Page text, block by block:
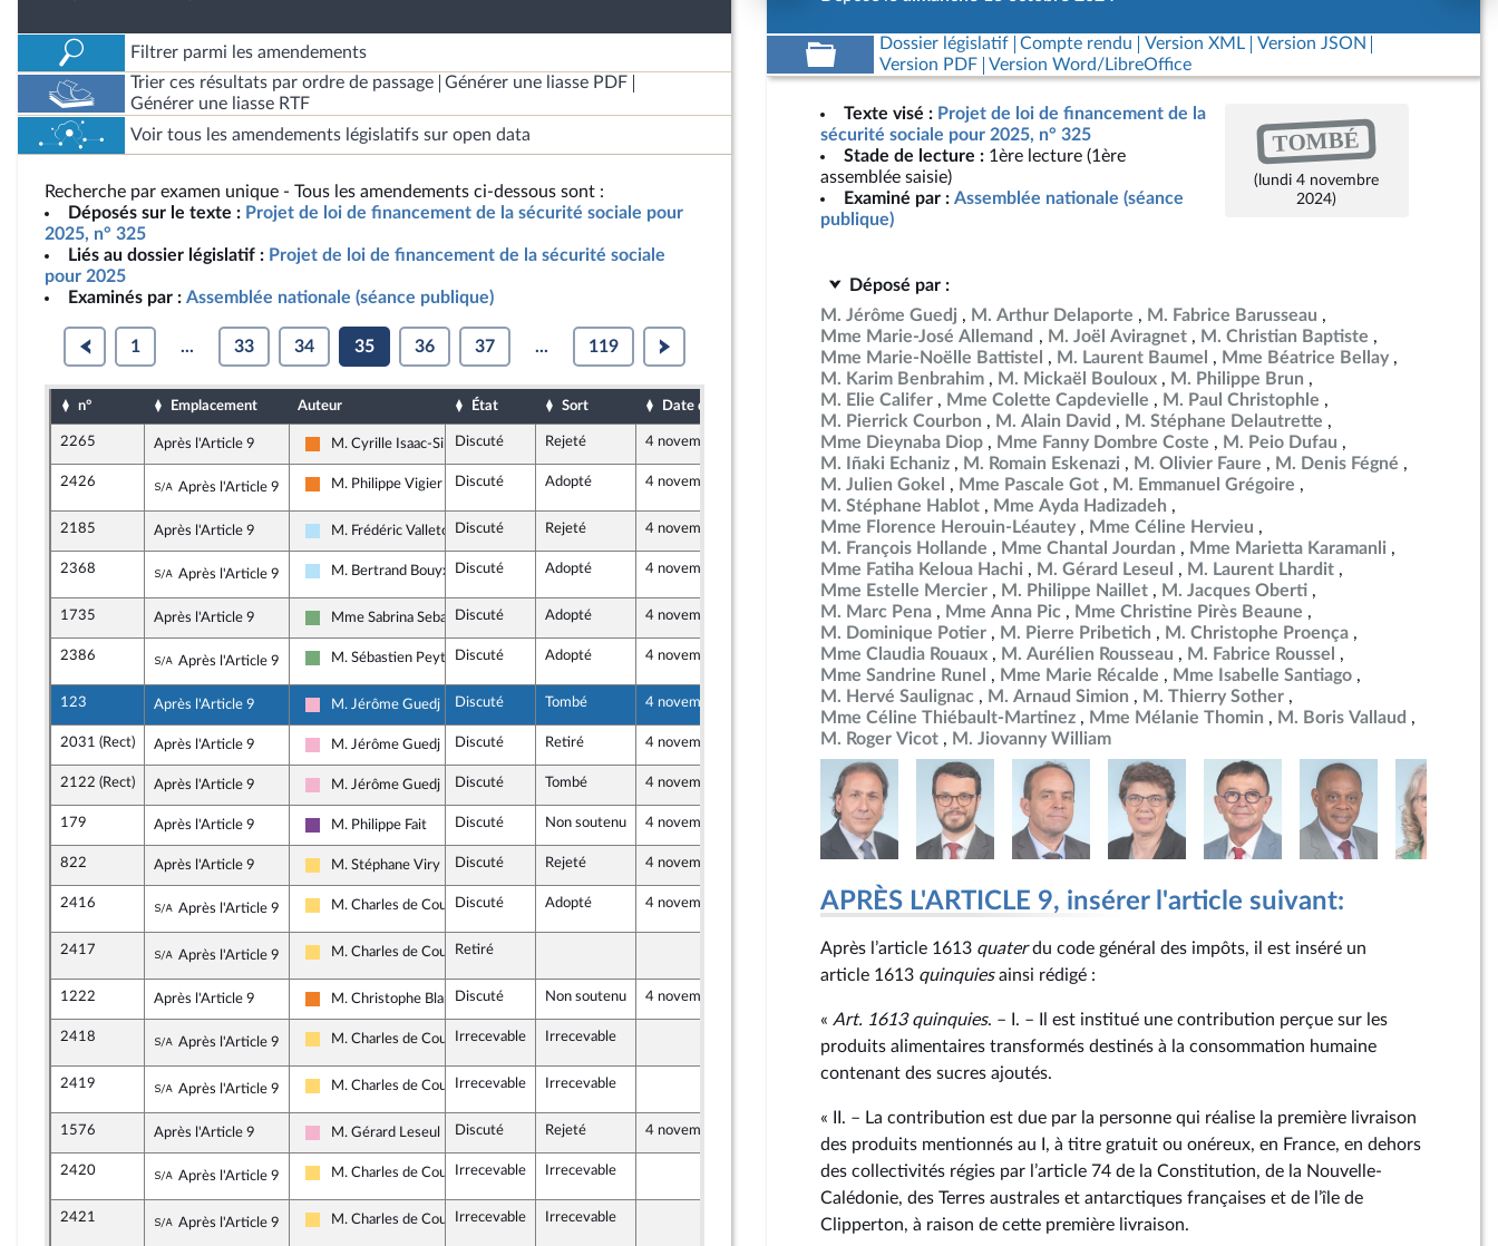
Filtrer parmi les amendements
Trier ces résultats par ordre de passage
Générer une liasse PDF
Générer une liasse RTF
Voir tous les amendements législatifs sur open data
Recherche par examen unique - Tous les amendements ci-dessous sont :
Déposés sur le texte : Projet de loi de financement de la sécurité sociale pour
2025, n° 325
Liés au dossier législatif : Projet de loi de financement de la sécurité sociale
pour 2025
Examinés par : Assemblée nationale (séance publique)
1 ... 33 34 35 36 37 ... 119
n° Emplacement Auteur État Sort Date d'examen Date de dépôt
2265 Après l'Article 9
Les Démocrates
M. Cyrille Isaac-SibilleDiscuté Rejeté 4 novembre 2024 25 octobre 2024
2426 Sous-amendement de l'amendement n°2265
Après l'Article 9 Les Démocrates
M. Philippe Vigier Discuté Adopté 4 novembre 2024 4 novembre 2024
2185 Après l'Article 9
Horizons & Indépendants
M. Frédéric ValletouxDiscuté Rejeté 4 novembre 2024 25 octobre 2024
2368 Sous-amendement de l'amendement n°2185
Après l'Article 9 Horizons & Indépendants
M. Bertrand Bouyx Discuté Adopté 4 novembre 2024 29 octobre 2024
1735 Après l'Article 9
Écologiste et Social
Mme Sabrina SebaihiDiscuté Adopté 4 novembre 2024 25 octobre 2024
2386 Sous-amendement de l'amendement n°1735
Après l'Article 9 Écologiste et Social
M. Sébastien PeytavieDiscuté Adopté 4 novembre 2024 30 octobre 2024
123 Après l'Article 9
Socialistes et apparentés
M. Jérôme Guedj Discuté Tombé 4 novembre 2024 13 octobre 2024
2031 (Rect) Après l'Article 9
Socialistes et apparentés
M. Jérôme Guedj Discuté Retiré 4 novembre 2024 25 octobre 2024
2122 (Rect) Après l'Article 9
Socialistes et apparentés
M. Jérôme Guedj Discuté Tombé 4 novembre 2024 25 octobre 2024
179 Après l'Article 9
Ensemble pour la République
M. Philippe Fait Discuté Non soutenu 4 novembre 2024 15 octobre 2024
822 Après l'Article 9
Libertés, Indépendants, Outre-mer et Territoires
M. Stéphane Viry Discuté Rejeté 4 novembre 2024 24 octobre 2024
2416 Sous-amendement de l'amendement n°822
Après l'Article 9 Libertés, Indépendants, Outre-mer et Territoires
M. Charles de CoursonDiscuté Adopté 4 novembre 2024 3 novembre 2024
2417 Sous-amendement de l'amendement n°822
Après l'Article 9 Libertés, Indépendants, Outre-mer et Territoires
M. Charles de CoursonRetiré 3 novembre 2024
1222 Après l'Article 9
Les Démocrates
M. Christophe BlanchetDiscuté Non soutenu 4 novembre 2024
2418 Sous-amendement de l'amendement n°1222
Après l'Article 9 Libertés, Indépendants, Outre-mer et Territoires
M. Charles de CoursonIrrecevable Irrecevable 3 novembre 2024
2419 Sous-amendement de l'amendement n°1222
Après l'Article 9 Libertés, Indépendants, Outre-mer et Territoires
M. Charles de CoursonIrrecevable Irrecevable 3 novembre 2024
1576 Après l'Article 9
Socialistes et apparentés
M. Gérard Leseul Discuté Rejeté 4 novembre 2024
2420 Sous-amendement de l'amendement n°1576
Après l'Article 9 Libertés, Indépendants, Outre-mer et Territoires
M. Charles de CoursonIrrecevable Irrecevable 3 novembre 2024
2421 Sous-amendement de l'amendement n°1576
Après l'Article 9 Libertés, Indépendants, Outre-mer et Territoires
M. Charles de CoursonIrrecevable Irrecevable 3 novembre 2024
Dossier législatif Compte rendu Version XML
Version JSON
Version PDF
Version Word/LibreOffice
Texte visé : Projet de loi de financement de la
sécurité sociale pour 2025, n° 325
Stade de lecture : 1ère lecture (1ère
assemblée saisie)
Examiné par : Assemblée nationale (séance
publique)
TOMBÉ
(lundi 4 novembre
2024)
Déposé par :
M. Jérôme Guedj
M. Arthur Delaporte
M. Fabrice Barusseau
Mme Marie-José Allemand
M. Joël Aviragnet
M. Christian Baptiste
Mme Marie-Noëlle Battistel
M. Laurent Baumel
Mme Béatrice Bellay
M. Karim Benbrahim
M. Mickaël Bouloux
M. Philippe Brun
M. Elie Califer
Mme Colette Capdevielle
M. Paul Christophle
M. Pierrick Courbon
M. Alain David
M. Stéphane Delautrette
Mme Dieynaba Diop
Mme Fanny Dombre Coste
M. Peio Dufau
M. Iñaki Echaniz
M. Romain Eskenazi M. Olivier Faure
M. Denis Fégné
M. Julien Gokel
Mme Pascale Got
M. Emmanuel Grégoire
M. Stéphane Hablot
Mme Ayda Hadizadeh
Mme Florence Herouin-Léautey
Mme Céline Hervieu
M. François Hollande
Mme Chantal Jourdan
Mme Marietta Karamanli
Mme Fatiha Keloua Hachi
M. Gérard Leseul
M. Laurent Lhardit
Mme Estelle Mercier
M. Philippe Naillet
M. Jacques Oberti
M. Marc Pena
Mme Anna Pic
Mme Christine Pirès Beaune
M. Dominique Potier
M. Pierre Pribetich
M. Christophe Proença
Mme Claudia Rouaux
M. Aurélien Rousseau
M. Fabrice Roussel
Mme Sandrine Runel
Mme Marie Récalde
Mme Isabelle Santiago
M. Hervé Saulignac
M. Arnaud Simion
M. Thierry Sother
Mme Céline Thiébault-Martinez
Mme Mélanie Thomin
M. Boris Vallaud
M. Roger Vicot
M. Jiovanny William
APRÈS L'ARTICLE 9, insérer l'article suivant:
Après l’article 1613 quaterdu code général des impôts, il est inséré un
article 1613 quinquiesainsi rédigé :
« Art. 1613 quinquies. – I. – Il est institué une contribution perçue sur les
produits alimentaires transformés destinés à la consommation humaine
contenant des sucres ajoutés.
« II. – La contribution est due par la personne qui réalise la première livraison
des produits mentionnés au I, à titre gratuit ou onéreux, en France, en dehors
des collectivités régies par l’article 74 de la Constitution, de la Nouvelle-
Calédonie, des Terres australes et antarctiques françaises et de l’île de
Clipperton, à raison de cette première livraison.